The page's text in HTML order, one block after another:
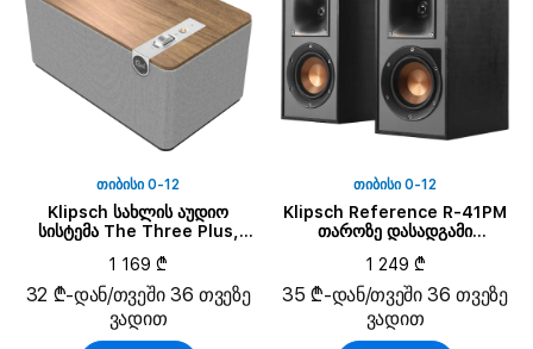
ᲗᲘᲑᲘᲡᲘ 0-12
Klipsch სახლის აუდიო
სისტემა The Three Plus,
1 169 ₾
32 ₾-დან/თვეში 36 თვეზე
ვადით
ᲗᲘᲑᲘᲡᲘ 0-12
Klipsch Reference R-41PM
თაროზე დასადგამი
1 249 ₾
35 ₾-დან/თვეში 36 თვეზე
ვადით